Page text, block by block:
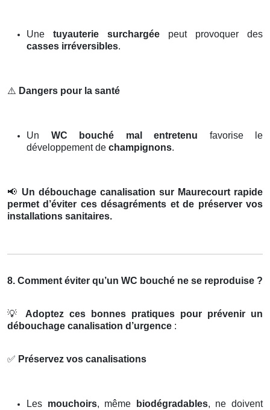
Une tuyauterie surchargée peut provoquer des
casses irréversibles.
⚠️ Dangers pour la santé
Un WC bouché mal entretenu favorise le
développement de champignons.
📢 Un débouchage canalisation sur Maurecourt rapide
permet d’éviter ces désagréments et de préserver vos
installations sanitaires.
8. Comment éviter qu’un WC bouché ne se reproduise ?
💡
Adoptez ces bonnes pratiques pour prévenir un
débouchage canalisation d’urgence :
✅ Préservez vos canalisations
Les mouchoirs, même biodégradables, ne doivent